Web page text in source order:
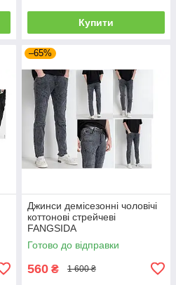
Купити
–65%
Джинси демісезонні чоловічі
коттонові стрейчеві
FANGSIDA
Готово до відправки
560 ₴ 1 600 ₴